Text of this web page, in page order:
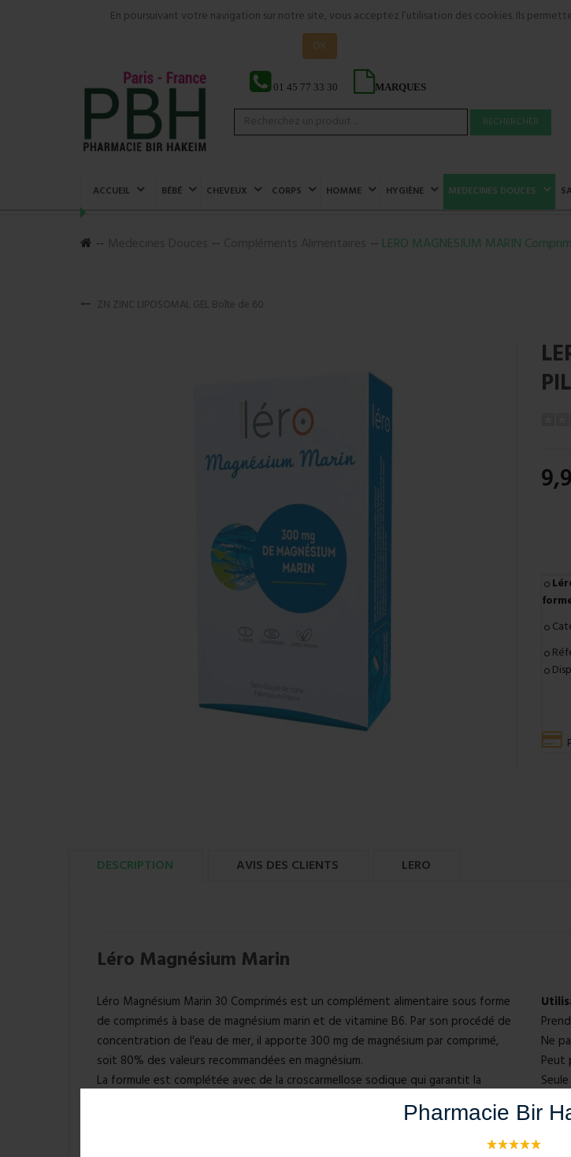
Pharmacie Bir
En poursuivant votre navigation sur notre site, vous acceptez l’utilisation des cookies. Ils
OK
01 45 77 33 30 MARQUES
RECHERCHER
ACCUEIL BÉBÉ CHEVEUX CORPS HOMME HYGIÈNE MEDECINES DOUCES
LERO MAGNESIUM MARIN
ZN ZINC LIPOSOMAL GEL Boîte de 60
DESCRIPTION AVIS DES CLIENTS LERO
Léro Magnésium Marin
Léro Magnésium Marin 30 Comprimés est un complément alimentaire sous forme
de comprimés à base de magnésium marin et de vitamine B6. Par son procédé de
concentration de l'eau de mer, il apporte 300 mg de magnésium par comprimé,
soit 80% des valeurs recommandées en magnésium.
La formule est complétée avec de la croscarmellose sodique qui garantit la
désagrégation du comprimé pour mieux libérer le magnésium marin.
Le magnésium contribue au fonctionnement normal du système nerveux et à la
Ne
Peut
À
Ce